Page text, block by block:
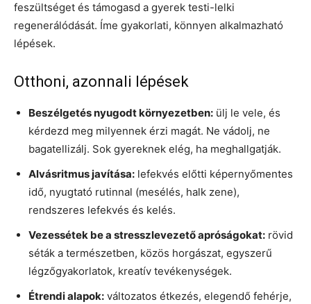
feszültséget és támogasd a gyerek testi-lelki
regenerálódását. Íme gyakorlati, könnyen alkalmazható
lépések.
Otthoni, azonnali lépések
Beszélgetés nyugodt környezetben: ülj le vele, és
kérdezd meg milyennek érzi magát. Ne vádolj, ne
bagatellizálj. Sok gyereknek elég, ha meghallgatják.
Alvásritmus javítása: lefekvés előtti képernyőmentes
idő, nyugtató rutinnal (mesélés, halk zene),
rendszeres lefekvés és kelés.
Vezessétek be a stresszlevezető apróságokat: rövid
séták a természetben, közös horgászat, egyszerű
légzőgyakorlatok, kreatív tevékenységek.
Étrendi alapok: változatos étkezés, elegendő fehérje,